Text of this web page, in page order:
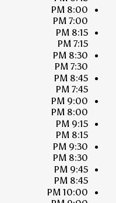
8:00 PM
7:00 PM
8:15 PM
7:15 PM
8:30 PM
7:30 PM
8:45 PM
7:45 PM
9:00 PM
8:00 PM
9:15 PM
8:15 PM
9:30 PM
8:30 PM
9:45 PM
8:45 PM
10:00 PM